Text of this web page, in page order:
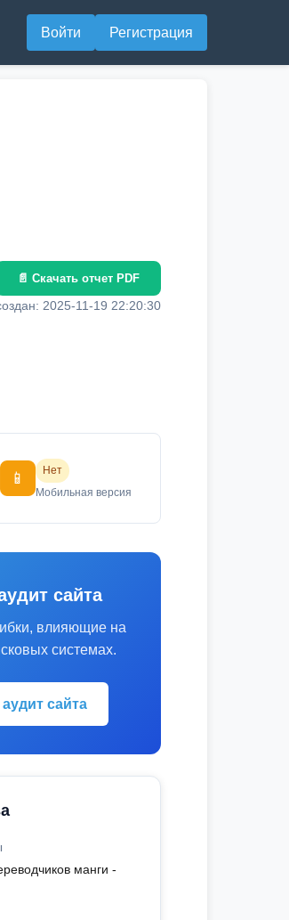
Войти Регистрация
📄 Скачать отчет PDF
2025-11-19 22:20:30
📱
Нет
Мобильная версия
сайта
влияющие на
системах.
сайта
манги -